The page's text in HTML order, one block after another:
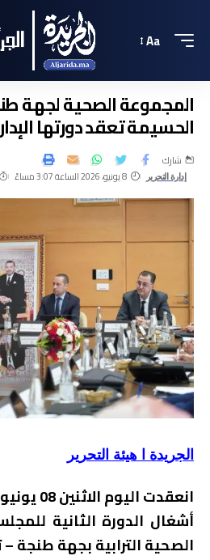
Aa
المجموعة الصحية لجهة
الحسيمة تعقد دورتها
إدارة التحرير 8 يونيو، 2026 الساعة 3:07 مساءً
شارك
الجريدة ا هيئة التحرير
انعقدت
أشغال الدورة الثانية
الصحية الترابية بجهة طنجة